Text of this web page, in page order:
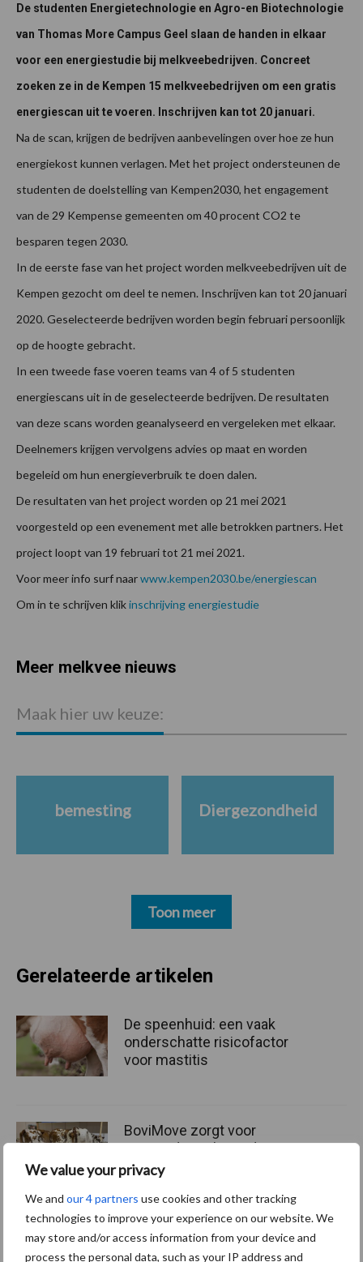
We value your privacy
We and our 4 partners use cookies and other tracking
technologies to improve your experience on our website. We
may store and/or access information from your device and
process the personal data, such as your IP address and
De studenten Energietechnologie en Agro-en Biotechnologie
van Thomas More Campus Geel slaan de handen in elkaar
voor een energiestudie bij melkveebedrijven. Concreet
zoeken ze in de Kempen 15 melkveebedrijven om een gratis
energiescan uit te voeren. Inschrijven kan tot 20 januari.
Na de scan, krijgen de bedrijven aanbevelingen over hoe ze hun
energiekost kunnen verlagen. Met het project ondersteunen de
studenten de doelstelling van Kempen2030, het engagement
van de 29 Kempense gemeenten om 40 procent CO2 te
besparen tegen 2030.
In de eerste fase van het project worden melkveebedrijven uit de
Kempen gezocht om deel te nemen. Inschrijven kan tot 20 januari
2020. Geselecteerde bedrijven worden begin februari persoonlijk
op de hoogte gebracht.
In een tweede fase voeren teams van 4 of 5 studenten
energiescans uit in de geselecteerde bedrijven. De resultaten
van deze scans worden geanalyseerd en vergeleken met elkaar.
Deelnemers krijgen vervolgens advies op maat en worden
begeleid om hun energieverbruik te doen dalen.
De resultaten van het project worden op 21 mei 2021
voorgesteld op een evenement met alle betrokken partners. Het
project loopt van 19 februari tot 21 mei 2021.
Voor meer info surf naarwww.kempen2030.be/energiescan
Om in te schrijven klikinschrijving energiestudie
Meer melkvee nieuws
Maak hier uw keuze:
bemesting Diergezondheid
Toon meer
Gerelateerde artikelen
De speenhuid: een vaak
onderschatte risicofactor
voor mastitis
BoviMove zorgt voor
eenvoudige, sluitende en
betrouwbare
rundveetransporten
Tien praktische tips voor